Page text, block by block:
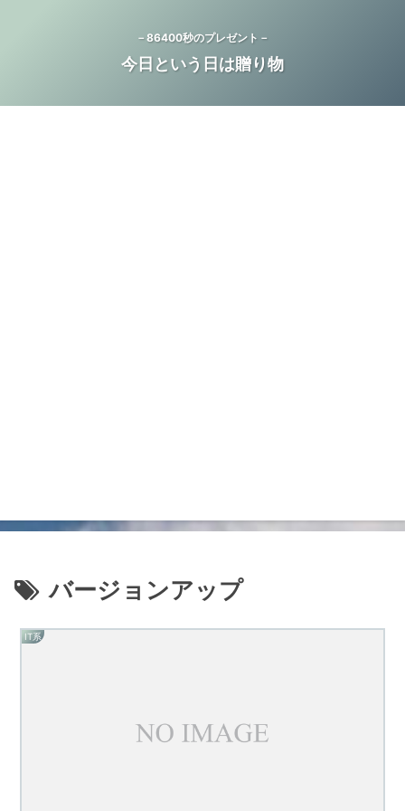
－86400秒のプレゼント－
今日という日は贈り物
バージョンアップ
IT系